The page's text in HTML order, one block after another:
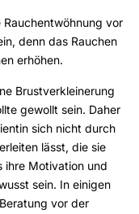
Rauchentwöhnung vor
denn das Rauchen
erhöhen.
Brustverkleinerung
gewollt sein. Daher
sich nicht durch
lässt, die sie
ihre Motivation und
sein. In einigen
vor der